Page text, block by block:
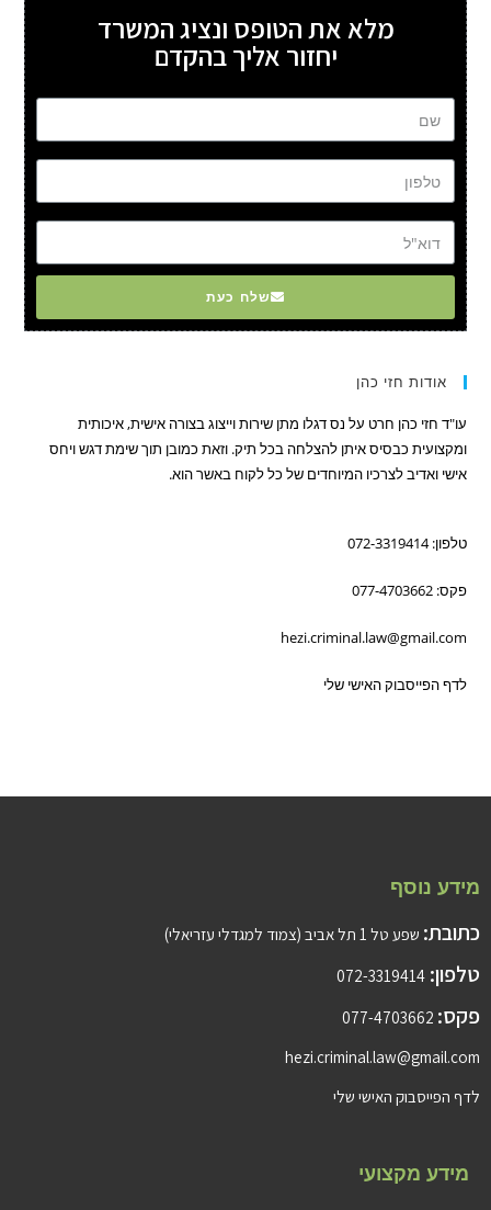
מלא את הטופס ונציג המשרד
יחזור אליך בהקדם
שלח כעת
אודות חזי כהן
עו"ד חזי כהן חרט על נס דגלו מתן שירות וייצוג בצורה אישית, איכותית
ומקצועית כבסיס איתן להצלחה בכל תיק. וזאת כמובן תוך שימת דגש ויחס
אישי ואדיב לצרכיו המיוחדים של כל לקוח באשר הוא.
טלפון: 072-3319414
פקס: 077-4703662
hezi.criminal.law@gmail.com
לדף הפייסבוק האישי שלי
מידע מקצועי
מידע נוסף
כתובת: שפע טל 1 תל אביב (צמוד למגדלי עזריאלי)
טלפון: 072-3319414
פקס:
hezi.criminal.law@gmail.com
לדף הפייסבוק האישי שלי